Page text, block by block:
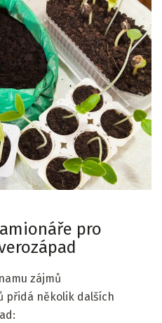
pro
zájmů
přidá několik dalších